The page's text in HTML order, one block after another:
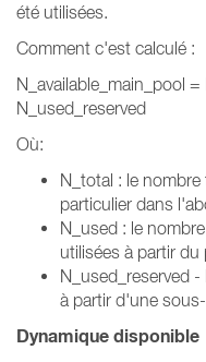
été utilisées.
Comment c'est calculé :
N_available_main_pool
N_used_reserved
Où:
N_total : le
particulier dans
N_used : le
utilisées à partir du
N_used_reserved
à partir d'une
Dynamique disponible